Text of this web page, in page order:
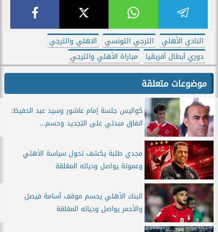
النادي الأهلي الترجي التونسي
الاهلي والترجي
دوري أبطال أفريقيا
مباراة الأهلي والترجي
موضوعات متعلقة
كواليس جلسة إمام عاشور وسيد عبد الحفيظ:
اتفاق مبدئي على التجديد وحسم...
مجدي طلبة يكشف تحول سياسة الأهلي
وعموتة يواصل ودياته المغلقة
البنك الأهلي يحسم موقف أسامة فيصل
والأحمر يواصل ودياته المغلقة